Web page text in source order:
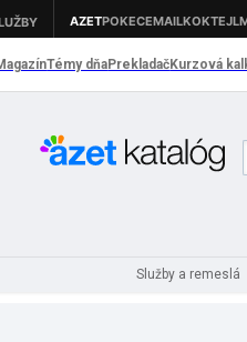
Služby a remeslá